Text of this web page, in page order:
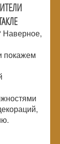
Наверное,
покажем